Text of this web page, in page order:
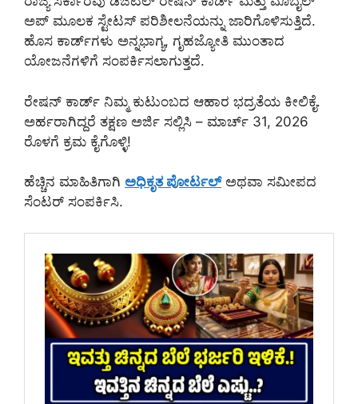
ಅಪ್ ಮೂಲಕ ಸ್ಟೇಟಸ್ ಪರಿಶೀಲನೆಯನ್ನು ಜಾರಿಗೊಳಿಸುತ್ತಿದೆ.
ಹೊಸ ಕಾರ್ಡ್‌ಗಳು ಅನ್ನಭಾಗ್ಯ, ಗೃಹಜ್ಯೋತಿ ಮುಂತಾದ
ಯೋಜನೆಗಳಿಗೆ ಸಂಪರ್ಕಿಸಲಾಗುತ್ತದೆ.
ರೇಷನ್ ಕಾರ್ಡ್ ನಿಮ್ಮ ಕುಟುಂಬದ ಆಹಾರ ಭದ್ರತೆಯ ಕೀಲಿಕೈ.
ಅರ್ಹರಾಗಿದ್ದರೆ ತಕ್ಷಣ ಅರ್ಜಿ ಸಲ್ಲಿಸಿ – ಮಾರ್ಚ್ 31, 2026
ರೊಳಗೆ ಕ್ರಮ ಕೈಗೊಳ್ಳಿ!
ಹೆಚ್ಚಿನ ಮಾಹಿತಿಗಾಗಿ ಅಧಿಕೃತ ಪೋರ್ಟಲ್ಅಥವಾ ಸಮೀಪದ
ಸೆಂಟರ್ ಸಂಪರ್ಕಿಸಿ.